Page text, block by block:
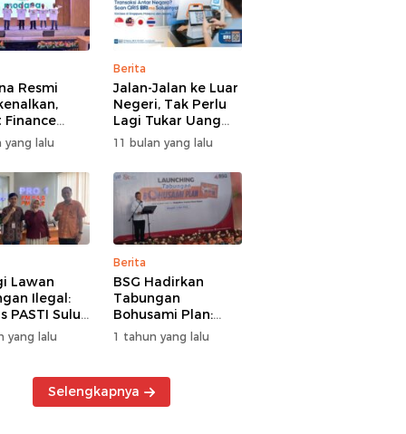
Resmi
Finance
Segmen
yang lalu
Berita
Jalan-Jalan ke Luar
Negeri, Tak Perlu
Lagi Tukar Uang
Asing – Cukup Scan
QRIS Pakai BRImo
11 bulan yang lalu
Lawan
Ilegal:
PASTI Sulut
Literasi
Kolektif
yang lalu
Berita
BSG Hadirkan
Tabungan
Bohusami Plan:
Nabung Gak Ribet,
Impian Masa Depan
1 tahun yang lalu
Selengkapnya